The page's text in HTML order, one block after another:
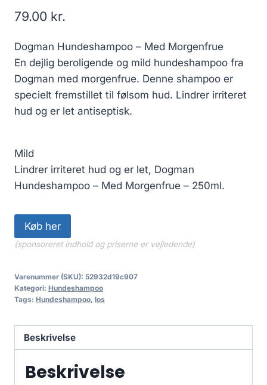
79.00 kr.
Dogman Hundeshampoo – Med Morgenfrue
En dejlig beroligende og mild hundeshampoo fra
Dogman med morgenfrue. Denne shampoo er
specielt fremstillet til følsom hud. Lindrer irriteret
hud og er let antiseptisk.
Mild
Lindrer irriteret hud og er let, Dogman
Hundeshampoo – Med Morgenfrue – 250ml.
Køb her
(sponsoreret indhold og priserne er vejledende)
Varenummer (SKU): 52932d19c907
Kategori: Hundeshampoo
Tags: Hundeshampoo, los
Beskrivelse
Beskrivelse